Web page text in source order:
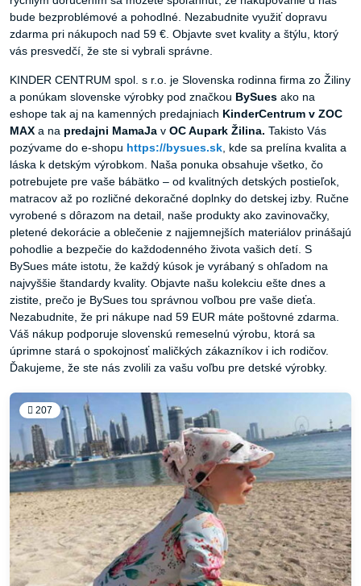
bude bezproblémové a pohodlné. Nezabudnite využiť dopravu
zdarma pri nákupoch nad 59 €. Objavte svet kvality a štýlu, ktorý
vás presvedčí, že ste si vybrali správne.
KINDER CENTRUM spol. s r.o. je Slovenska rodinna firma zo Žiliny
a ponúkam slovenske výrobky pod značkou BySues ako na
eshope tak aj na kamenných predajniach KinderCentrum v ZOC
MAX a na predajni MamaJa v OC Aupark Žilina. Takisto Vás
pozývame do e-shopu https://bysues.sk, kde sa prelína kvalita a
láska k detským výrobkom. Naša ponuka obsahuje všetko, čo
potrebujete pre vaše bábätko – od kvalitných detských postieľok,
matracov až po rozličné dekoračné doplnky do detskej izby. Ručne
vyrobené s dôrazom na detail, naše produkty ako zavinovačky,
pletené dekorácie a oblečenie z najjemnejších materiálov prinášajú
pohodlie a bezpečie do každodenného života vašich detí. S
BySues máte istotu, že každý kúsok je vyrábaný s ohľadom na
najvyššie štandardy kvality. Objavte našu kolekciu ešte dnes a
zistite, prečo je BySues tou správnou voľbou pre vaše dieťa.
Nezabudnite, že pri nákupe nad 59 EUR máte poštovné zdarma.
Váš nákup podporuje slovenskú remeselnú výrobu, ktorá sa
úprimne stará o spokojnosť maličkých zákazníkov i ich rodičov.
Ďakujeme, že ste nás zvolili za vašu voľbu pre detské výrobky.
207